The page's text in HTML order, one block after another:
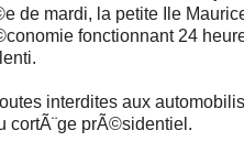
de mardi, la petite Ile
fonctionnant 24
interdites aux
cortÃ¨ge prÃ©sidentiel.